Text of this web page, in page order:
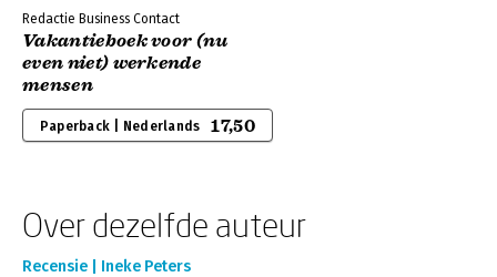
Redactie Business Contact
Vakantieboek voor (nu
even niet) werkende
mensen
Paperback | Nederlands 17,50
Over dezelfde auteur
Recensie | Ineke Peters